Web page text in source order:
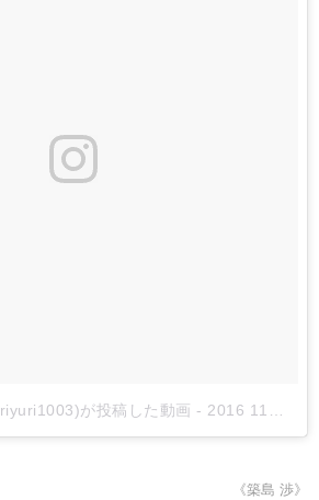
が投稿した動画 - 2016 11月 16 5:39午後 PST
《築島 渉》